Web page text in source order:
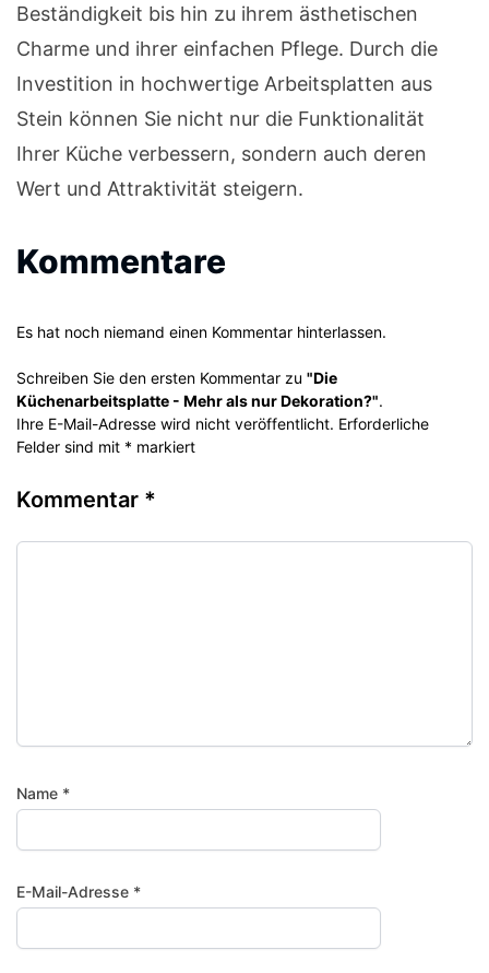
Beständigkeit bis hin zu ihrem ästhetischen
Charme und ihrer einfachen Pflege. Durch die
Investition in hochwertige Arbeitsplatten aus
Stein können Sie nicht nur die Funktionalität
Ihrer Küche verbessern, sondern auch deren
Wert und Attraktivität steigern.
Kommentare
Es hat noch niemand einen Kommentar hinterlassen.
Schreiben Sie den ersten Kommentar zu "Die
Küchenarbeitsplatte - Mehr als nur Dekoration?".
Ihre E-Mail-Adresse wird nicht veröffentlicht. Erforderliche
Felder sind mit * markiert
Kommentar *
Name *
E-Mail-Adresse *